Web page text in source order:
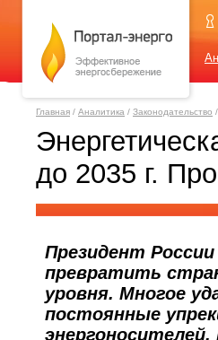
Главная / Аналитика / Законодательство /
до 2035 г.
Президент
превратить
уровня. Многое
постоянные